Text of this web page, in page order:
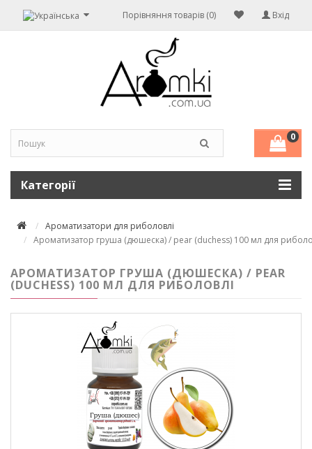
Вхід
Порівняння товарів (0)
0
Категорії
Ароматизатори для риболовлі
Ароматизатор груша (дюшеска) / pear (duchess) 100 мл для
АРОМАТИЗАТОР ГРУША (ДЮШЕСКА) / PEAR
(DUCHESS) 100 МЛ ДЛЯ РИБОЛОВЛІ